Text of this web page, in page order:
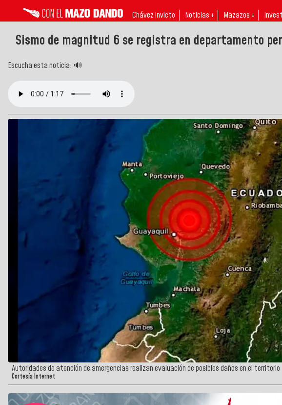
Chávez invicto Noticias ↓ Mazazos ↓
Sismo de magnitud 6 se registra en departamento
Escucha esta noticia: 🔊
Autoridades de atención de amergencias realizan evaluación de posibles daños en el territorio
Cortesía Internet